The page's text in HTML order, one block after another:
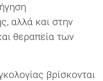
αλλά και στην
θεραπεία των
βρίσκονται